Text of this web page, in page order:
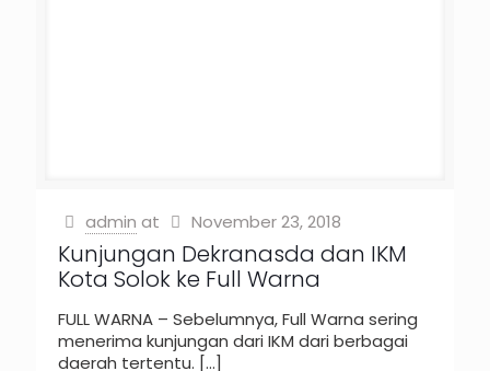
admin at November 23, 2018
Kunjungan Dekranasda dan IKM
Kota Solok ke Full Warna
FULL WARNA – Sebelumnya, Full Warna sering
menerima kunjungan dari IKM dari berbagai
daerah tertentu. […]